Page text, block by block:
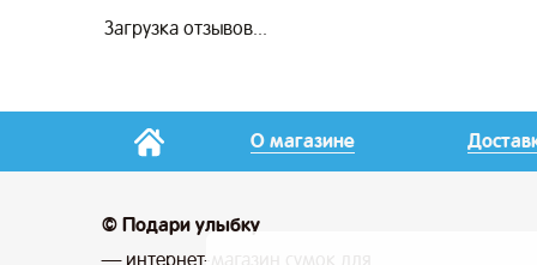
Загрузка отзывов...
О магазине
© Подари улыбку
— интернет-магазин сумок для